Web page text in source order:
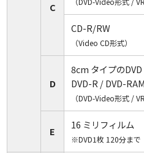
パソコンで見られ
に変換し
※画像解像度
無
まとめて
複数のアルバムを1
しま
※上限：3冊計
※ダビング料金
毎にかか
C
CD-R/RW
（Video CD形式）
D
8cm タイプのDVD
DVD-R / DVD-RAM
（DVD-Video形式 /
E
16 ミリフィルム
※DVD1枚 120分まで